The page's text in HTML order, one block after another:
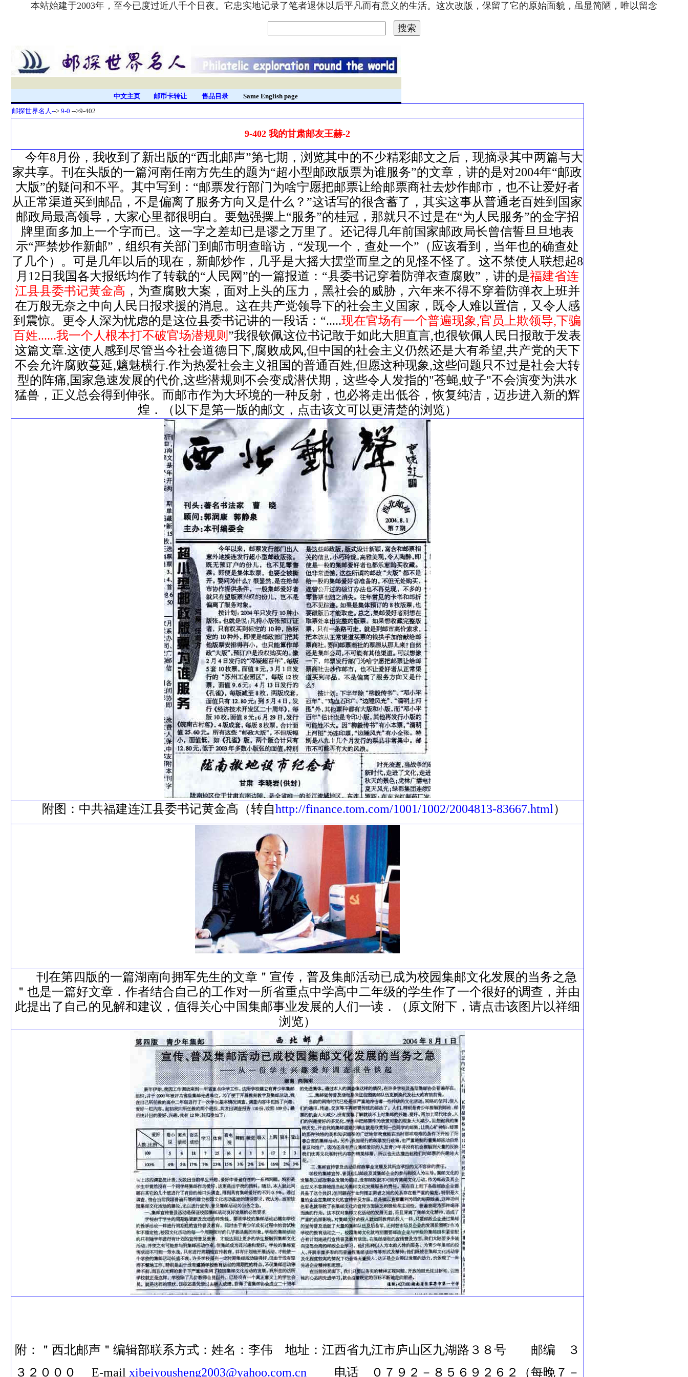
本站始建于2003年，至今已度过近八千个日夜。它忠实地记录了笔者退休以后平凡而有意义的生活。这次改版，保留了它的原始面貌，虽显简陋，唯以留念
中文主页 邮币卡转让 售品目录
Same English page
邮探世界名人--> 9-0 -->9-402
9-402 我的甘肃邮友王赫-2
今年8月份，我收到了新出版的“西北邮声”第七期，浏览其中的不少精彩邮文之后，现摘录其中两篇与大
家共享。刊在头版的一篇河南任南方先生的题为“超小型邮政版票为谁服务”的文章，讲的是对2004年“邮政
大版”的疑问和不平。其中写到：“邮票发行部门为啥宁愿把邮票让给邮票商社去炒作邮市，也不让爱好者
从正常渠道买到邮品，不是偏离了服务方向又是什么？”这话写的很含蓄了，其实这事从普通老百姓到国家
邮政局最高领导，大家心里都很明白。要勉强摆上“服务”的桂冠，那就只不过是在“为人民服务”的金字招
牌里面多加上一个字而已。这一字之差却已是谬之万里了。还记得几年前国家邮政局长曾信誓旦旦地表
示“严禁炒作新邮”，组织有关部门到邮市明查暗访，“发现一个，查处一个”（应该看到，当年也的确查处
了几个）。可是几年以后的现在，新邮炒作，几乎是大摇大摆堂而皇之的见怪不怪了。这不禁使人联想起8
月12日我国各大报纸均作了转载的“人民网”的一篇报道：“县委书记穿着防弹衣查腐败”，讲的是福建省连
江县县委书记黄金高 ，为查腐败大案，面对上头的压力，黑社会的威胁，六年来不得不穿着防弹衣上班并
在万般无奈之中向人民日报求援的消息。这在共产党领导下的社会主义国家，既令人难以置信，又令人感
到震惊。更令人深为忧虑的是这位县委书记讲的一段话：“.....现在官场有一个普遍现象,官员上欺领导,下骗
百姓......我一个人根本打不破官场潜规则 ”我很钦佩这位书记敢于如此大胆直言,也很钦佩人民日报敢于发表
这篇文章.这使人感到尽管当今社会道德日下,腐败成风,但中国的社会主义仍然还是大有希望,共产党的天下
不会允许腐败蔓延,魑魅横行.作为热爱社会主义祖国的普通百姓,但愿这种现象,这些问题只不过是社会大转
型的阵痛,国家急速发展的代价,这些潜规则不会变成潜伏期，这些令人发指的"苍蝇,蚊子"不会演变为洪水
猛兽，正义总会得到伸张。而邮市作为大环境的一种反射，也必将走出低谷，恢复纯洁，迈步进入新的辉
煌．（以下是第一版的邮文，点击该文可以更清楚的浏览）
附图：中共福建连江县委书记黄金高（转自http://finance.tom.com/1001/1002/2004813-83667.html）
刊在第四版的一篇湖南向拥军先生的文章＂宣传，普及集邮活动已成为校园集邮文化发展的当务之急
＂也是一篇好文章．作者结合自己的工作对一所省重点中学高中二年级的学生作了一个很好的调查，并由
此提出了自己的见解和建议，值得关心中国集邮事业发展的人们一读．（原文附下，请点击该图片以祥细
浏览）
附：＂西北邮声＂编辑部联系方式：姓名：李伟 地址：江西省九江市庐山区九湖路３８号 邮编 ３
３２０００ E-mail xibeiyousheng2003@yahoo.com.cn 电话 ０７９２－８５６９２６２（每晚７－